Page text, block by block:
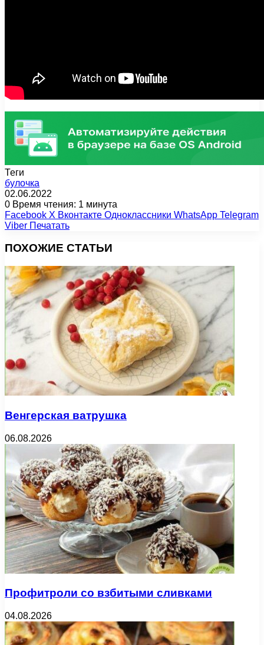
Теги
булочка
02.06.2022
0 Время чтения: 1 минута
Facebook X Вконтакте Одноклассники WhatsApp Telegram
Viber Печатать
ПОХОЖИЕ СТАТЬИ
Венгерская ватрушка
06.08.2026
Профитроли со взбитыми сливками
04.08.2026